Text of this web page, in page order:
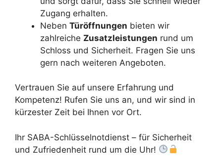
Zugang erhalten.
Neben Türöffnungen bieten wir
zahlreiche Zusatzleistungen rund um
Schloss und Sicherheit. Fragen Sie uns
gern nach weiteren Angeboten.
Vertrauen Sie auf unsere Erfahrung und
Kompetenz! Rufen Sie uns an, und wir sind in
kürzester Zeit bei Ihnen vor Ort.
Ihr SABA-Schlüsselnotdienst – für Sicherheit
und Zufriedenheit rund um die Uhr!